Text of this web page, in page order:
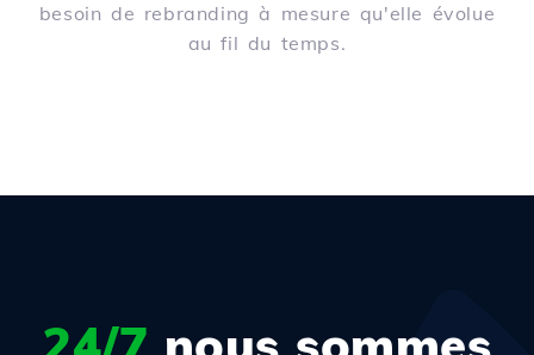
besoin de rebranding à mesure qu'elle évolue
au fil du temps.